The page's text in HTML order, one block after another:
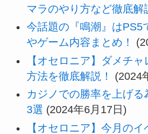
マラのやり方など徹底解
今話題の『鳴潮』はPS5
やゲーム内容まとめ！
【オセロニア】ダメチ
方法を徹底解説！
(2024
カジノでの勝率を上げ
3選 (2024年6月17日)
【オセロニア】今月の